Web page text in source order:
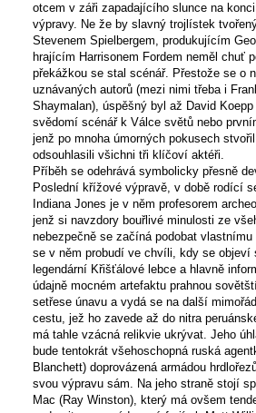
otcem v záři zapadajícího slunce na
výpravy. Ne že by slavný trojlístek
Stevenem Spielbergem, produkujícím
hrajícím Harrisonem Fordem neměl chuť
překážkou se stal scénář. Přestože se o
uznávaných autorů (mezi nimi třeba i
Shaymalan), úspěšný byl až David
svědomí scénář k Válce světů nebo
jenž po mnoha úmorných pokusech
odsouhlasili všichni tři klíčoví aktéři.
Příběh se odehrává symbolicky přesně
Poslední křížové výpravě, v době rodící
Indiana Jones je v něm profesorem
jenž si navzdory bouřlivé minulosti ze
nebezpečně se začíná podobat
se v něm probudí ve chvíli, kdy se objeví
legendární Křišťálové lebce a hlavně
údajně mocném artefaktu prahnou
setřese únavu a vydá se na další
cestu, jež ho zavede až do nitra
má tahle vzácná relikvie ukrývat. Jeho
bude tentokrát všehoschopná ruská
Blanchett) doprovázená armádou
svou výpravu sám. Na jeho straně stojí
Mac (Ray Winston), který má ovšem